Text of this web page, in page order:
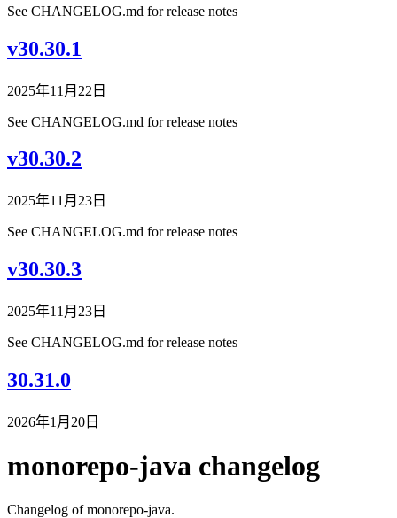
See CHANGELOG.md for release notes
v30.30.1
2025年11月22日
See CHANGELOG.md for release notes
v30.30.2
2025年11月23日
See CHANGELOG.md for release notes
v30.30.3
2025年11月23日
See CHANGELOG.md for release notes
30.31.0
2026年1月20日
monorepo-java changelog
Changelog of monorepo-java.